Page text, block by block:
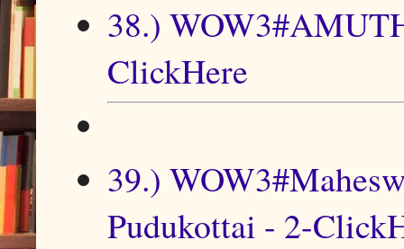
38.)
ClickHere
39.)
Pudukottai - 2-